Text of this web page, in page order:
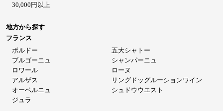
30,000円以上
地方から探す
フランス
ボルドー
五大シャトー
ブルゴーニュ
シャンパーニュ
ロワール
ローヌ
アルザス
リングドッグルーションワイン
オーベルニュ
シュドウウエスト
ジュラ